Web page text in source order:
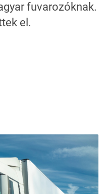
fuvarozóknak.
el.